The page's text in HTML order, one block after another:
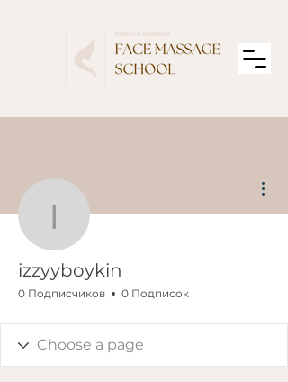
izzyyboykin
izzyyboykin
0 Подписчиков 0 Подписок